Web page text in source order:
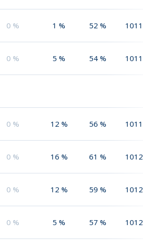
0 % 1 % 52 % 1011
0 % 5 % 54 % 1011
0 % 12 % 56 % 1011
0 % 16 % 61 % 1012
0 % 12 % 59 % 1012
0 % 5 % 57 % 1012